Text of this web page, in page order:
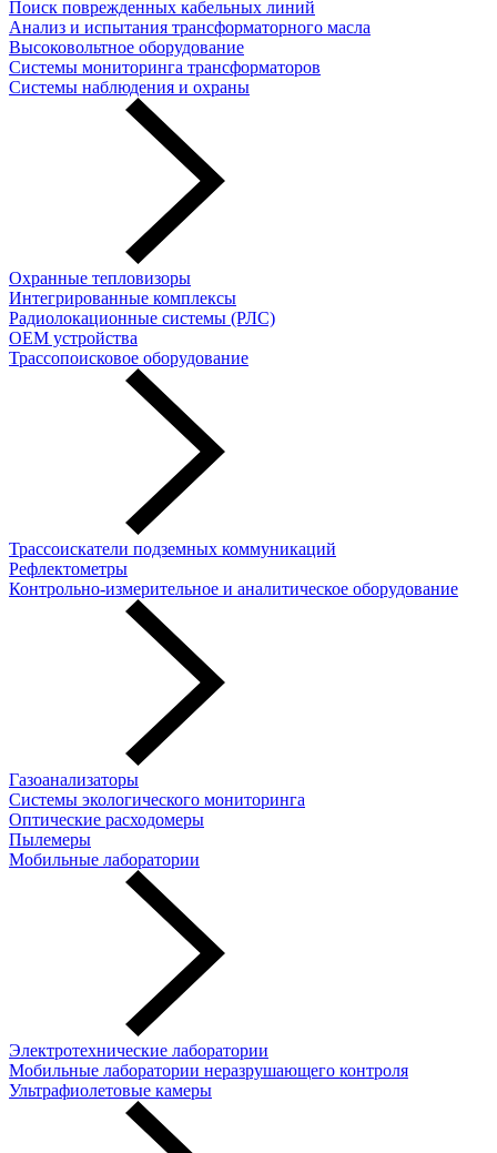
Поиск поврежденных кабельных линий
Анализ и испытания трансформаторного масла
Высоковольтное оборудование
Системы мониторинга трансформаторов
Системы наблюдения и охраны
Охранные тепловизоры
Интегрированные комплексы
Радиолокационные системы (РЛС)
OEM устройства
Трассопоисковое оборудование
Трассоискатели подземных коммуникаций
Рефлектометры
Контрольно-измерительное и аналитическое оборудование
Газоанализаторы
Системы экологического мониторинга
Оптические расходомеры
Пылемеры
Мобильные лаборатории
Электротехнические лаборатории
Мобильные лаборатории неразрушающего контроля
Ультрафиолетовые камеры